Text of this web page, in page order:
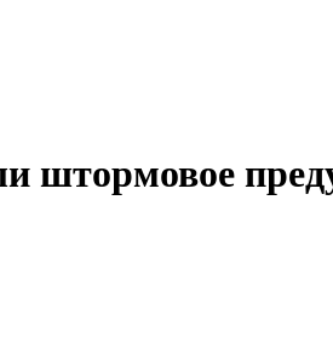
штормовое